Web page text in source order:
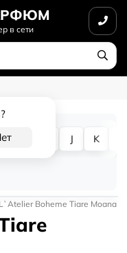
в сети
?
J K
L`Atelier Boheme Tiare Moana